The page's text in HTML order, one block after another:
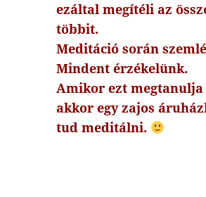
ezáltal megítéli az
többit.
Meditáció során
Mindent érzékelünk.
Amikor ezt
akkor egy zajos
tud meditálni.